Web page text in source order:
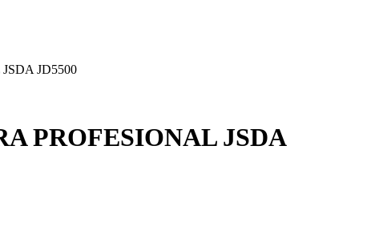
JD5500
PROFESIONAL JSDA